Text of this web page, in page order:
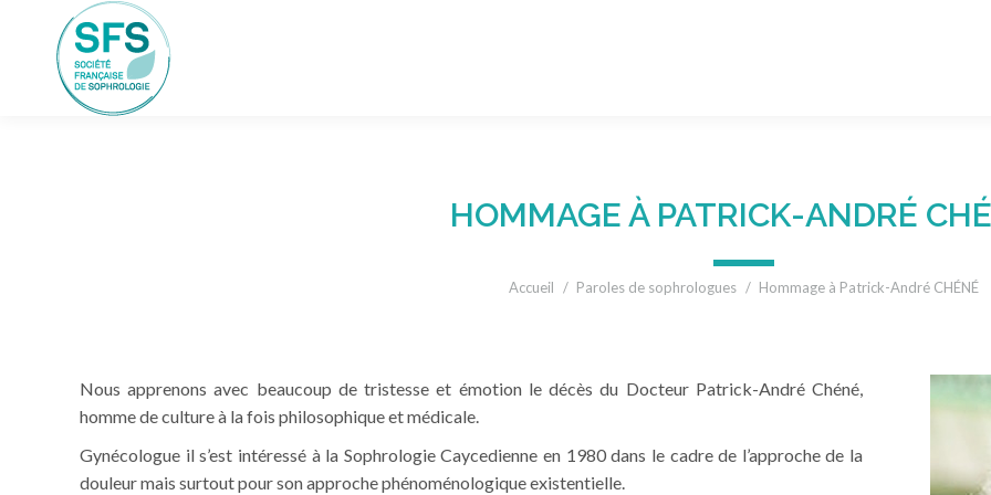
HOMMAGE À PATRICK-ANDRÉ
Vous êtes ici :
Accueil Paroles de sophrologues Hommage à Patrick-André CHÉNÉ
Nous apprenons avec beaucoup de tristesse et émotion le décès du Docteur Patrick-André Chéné,
homme de culture à la fois philosophique et médicale.
Gynécologue il s’est intéressé à la Sophrologie Caycedienne en 1980 dans le cadre de l’approche de la
douleur mais surtout pour son approche phénoménologique existentielle.